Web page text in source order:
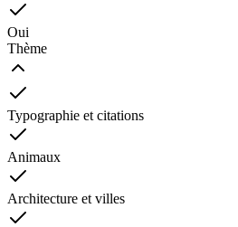
Oui
Thème
Typographie et citations
Animaux
Architecture et villes